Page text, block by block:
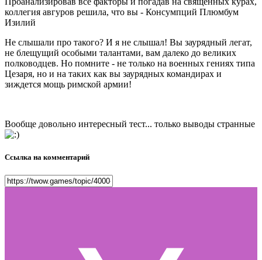
коллегия авгуров решила, что вы - Консумпций Плюмбум
Изилий
Не слышали про такого? И я не слышал! Вы заурядный легат,
не блещущий особыми талантами, вам далеко до великих
полководцев. Но помните - не только на военных гениях типа
Цезаря, но и на таких как вы заурядных командирах и
зиждется мощь римской армии!
Вообще довольно интересный тест... только выводы странные
Ссылка на комментарий